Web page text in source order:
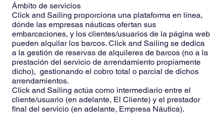
Ámbito de servicios
Click and Sailing proporciona una plataforma en línea,
dónde las empresas náuticas ofertan sus
embarcaciones, y los clientes/usuarios de la página web
pueden alquilar los barcos. Click and Sailing se dedica
a la gestión de reservas de alquileres de barcos (no a la
prestación del servicio de arrendamiento propiamente
dicho), gestionando el cobro total o parcial de dichos
arrendamientos.
Click and Sailing actúa como intermediario entre el
cliente/usuario (en adelante, El Cliente) y el prestador
final del servicio (en adelante, Empresa Náutica).